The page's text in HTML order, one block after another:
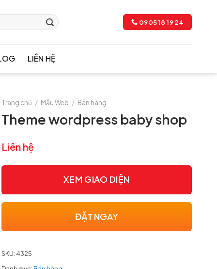
0905 18 19 24
LIÊN HỆ
Trang chủ / Mẫu Web / Bán hàng
Theme wordpress baby shop
Liên hệ
XEM GIAO DIỆN
ĐẶT NGAY
SKU: 4325